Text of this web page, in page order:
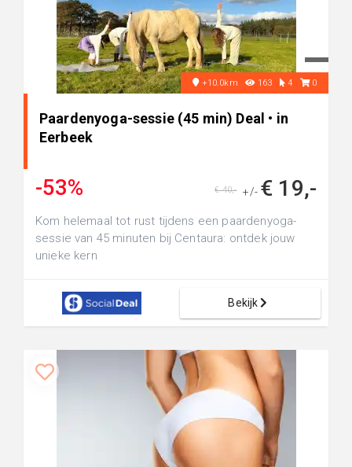
+10.0km 163 4 0
Paardenyoga-sessie (45 min) Deal • in
Eerbeek
-53% +/- € 19,-
€ 40,-
Kom helemaal tot rust tijdens een paardenyoga-
sessie van 45 minuten bij Centaura: ontdek jouw
unieke kern
Bekijk